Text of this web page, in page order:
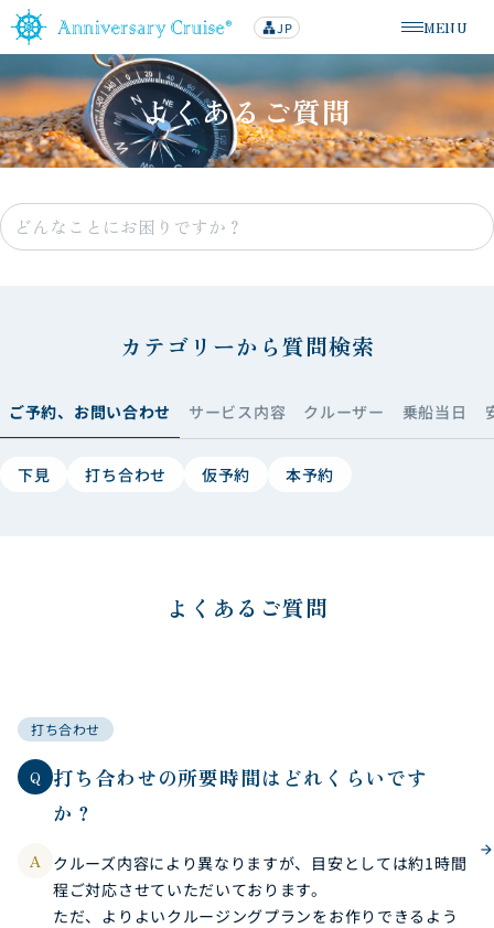
メニューを
MENU
lan
g
u
g
e
JP
よくあるご質問
e
カテゴリーから質問検索
ご予約、お問い合わせ サービス内容 クルーザー 乗船当日
下見 打ち合わせ 仮予約 本予約
よくあるご質問
打ち合わせ
Q
打ち合わせの所要時間はどれくらいです
か？
A クルーズ内容により異なりますが、目安としては約1時間
程ご対応させていただいております。
ただ、よりよいクルージングプランをお作りできるよう